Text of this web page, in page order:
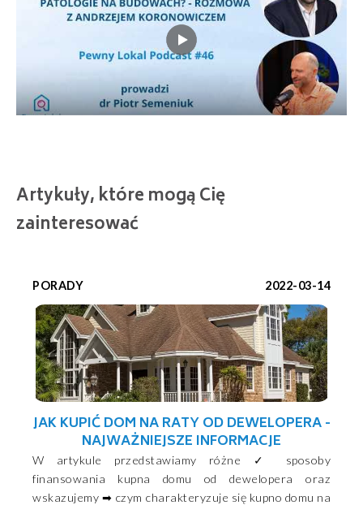
Artykuły, które mogą Cię
zainteresować
PORADY 2022-03-14
JAK KUPIĆ DOM NA RATY OD DEWELOPERA -
NAJWAŻNIEJSZE INFORMACJE
W artykule przedstawiamy różne ✓ sposoby
finansowania kupna domu od dewelopera oraz
wskazujemy ➡ czym charakteryzuje się kupno domu na